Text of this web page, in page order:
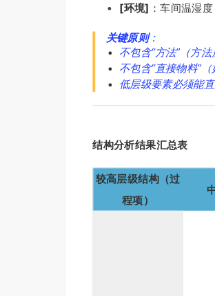
[环境] ：车间温湿度
关键原则：
不包含“方法”（方
不包含“直接物料”
低层级要素必须能
结构分析结果汇总表
较高层级结构（过
程项）